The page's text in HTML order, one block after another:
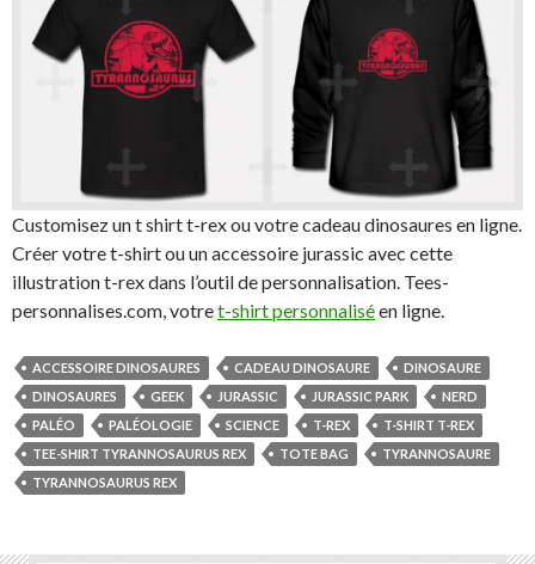
Customisez un t shirt t-rex ou votre cadeau dinosaures en ligne.
Créer votre t-shirt ou un accessoire jurassic avec cette
illustration t-rex dans l’outil de personnalisation. Tees-
personnalises.com, votret-shirt personnaliséen ligne.
ACCESSOIRE DINOSAURES CADEAU DINOSAURE
DINOSAURE
DINOSAURES
GEEK JURASSIC JURASSIC PARK
NERD
PALÉO
PALÉOLOGIE SCIENCE T-REX
T-SHIRT T-REX
TEE-SHIRT TYRANNOSAURUS REX
TOTE BAG
TYRANNOSAURE
TYRANNOSAURUS REX